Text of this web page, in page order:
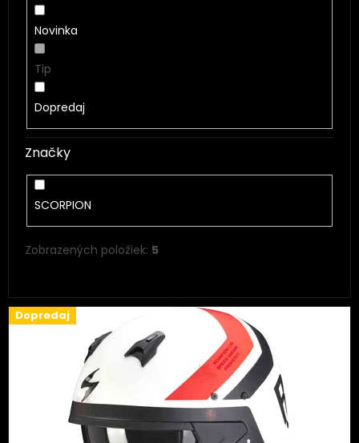
Novinka
Tip
Dopredaj
Značky
SCORPION
Zobrazených položiek: 5
V
ýDopredaj